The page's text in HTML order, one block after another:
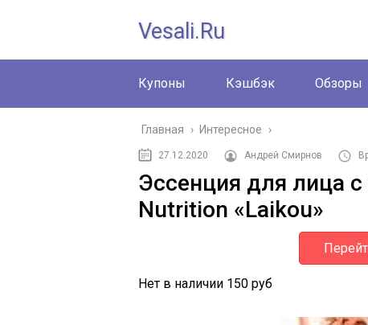
Vesali.ru
Купоны Кэшбэк Обзоры
Главная › Интересное ›
27.12.2020 Андрей Смирнов
Эссенция для лица
Nutrition «Laikou»
Нет в наличии 150 руб